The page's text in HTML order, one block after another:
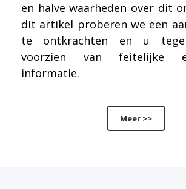
en halve waarheden over dit
dit artikel proberen we een
te ontkrachten en u
voorzien van feitelijke
informatie.
Meer >>